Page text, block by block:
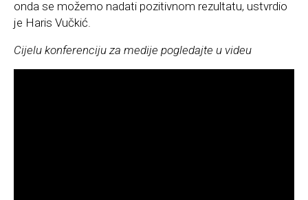
onda se možemo nadati pozitivnom rezultatu, ustvrdio
je Haris Vučkić.
Cijelu konferenciju za medije pogledajte u videu